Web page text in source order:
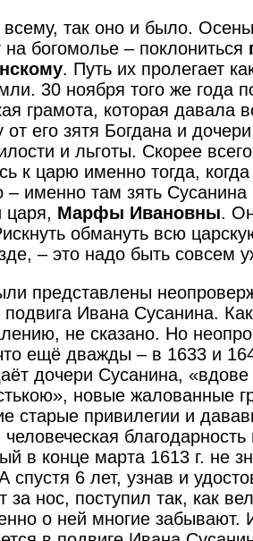
всему, так оно и было.
богомолье – поклониться
. Путь их пролегает
30 ноября того же года
грамота, которая давала
его зятя Богдана и
и льготы. Скорее
к царю именно тогда,
– именно там зять
царя, Марфы Ивановны.
обмануть всю
– это надо быть совсем
представлены
подвига Ивана Сусанина.
не сказано. Но
ещё дважды – в 1633 и
дочери Сусанина,
новые жалованные
старые привилегии и
в конце марта 1613 г. не
спустя 6 лет, узнав и
за нос, поступил так, как
о ней многие забывают.